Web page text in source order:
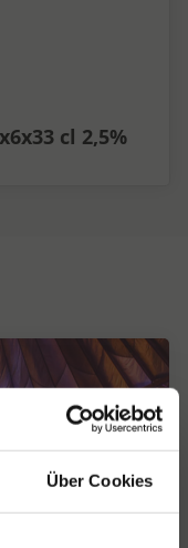
Über Cookies
cl 2,5%